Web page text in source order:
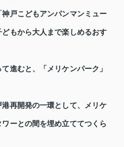
神戸こどもアンパンマンミュー
もから大人まで楽しめるおす
進むと、「メリケンパーク」
再開発の一環として、メリケ
ーとの間を埋め立ててつくら